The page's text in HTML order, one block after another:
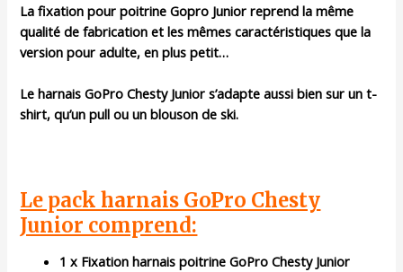
La fixation pour poitrine Gopro Junior reprend la même
qualité de fabrication et les mêmes caractéristiques que la
version pour adulte, en plus petit…
Le harnais GoPro Chesty Junior s’adapte aussi bien sur un t-
shirt, qu’un pull ou un blouson de ski.
Le pack harnais GoPro Chesty
Junior comprend:
1 x Fixation harnais poitrine GoPro Chesty Junior